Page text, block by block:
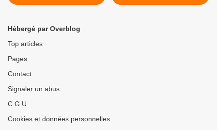
Hébergé par Overblog
Top articles
Pages
Contact
Signaler un abus
C.G.U.
Cookies et données personnelles